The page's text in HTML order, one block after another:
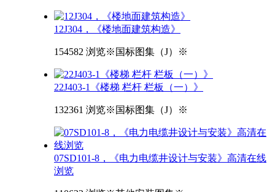
12J304，《楼地面建筑构造》
154582 浏览※国标图集（J）※
22J403-1《楼梯 栏杆 栏板（一）》
132361 浏览※国标图集（J）※
07SD101-8，《电力电缆井设计与安装》高清在线
浏览